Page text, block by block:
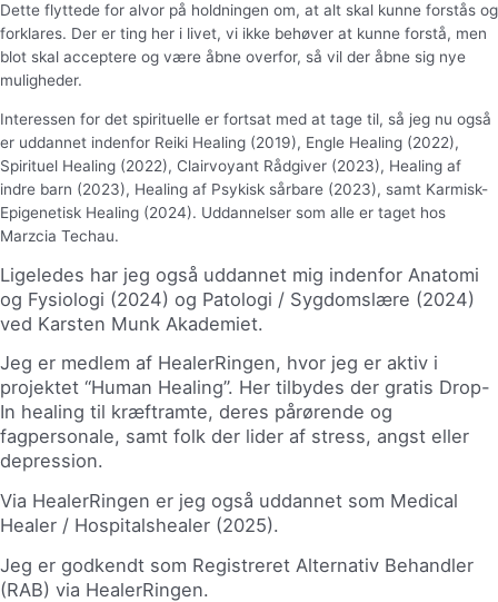
Dette flyttede for alvor på holdningen om, at alt skal kunne forstås og
forklares. Der er ting her i livet, vi ikke behøver at kunne forstå, men
blot skal acceptere og være åbne overfor, så vil der åbne sig nye
muligheder.
Interessen for det spirituelle er fortsat med at tage til, så jeg nu også
er uddannet indenfor Reiki Healing (2019), Engle Healing (2022),
Spirituel Healing (2022), Clairvoyant Rådgiver (2023), Healing af
indre barn (2023), Healing af Psykisk sårbare (2023), samt Karmisk-
Epigenetisk Healing (2024). Uddannelser som alle er taget hos
Marzcia Techau.
Ligeledes har jeg også uddannet mig indenfor Anatomi
og Fysiologi (2024) og Patologi / Sygdomslære (2024)
ved Karsten Munk Akademiet.
Jeg er medlem af HealerRingen, hvor jeg er aktiv i
projektet “Human Healing”. Her tilbydes der gratis Drop-
In healing til kræftramte, deres pårørende og
fagpersonale, samt folk der lider af stress, angst eller
depression.
Via HealerRingen er jeg også uddannet som Medical
Healer / Hospitalshealer (2025).
Jeg er godkendt som Registreret Alternativ Behandler
(RAB) via HealerRingen.